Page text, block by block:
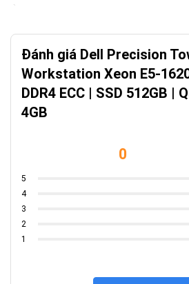
3ds Max, hỗ trợ tốt cho việc render và
Khả năng nâng cấp tuyệt vời
Với 8 khe cắm RAM, T5810 cho phép
lên mức cao để chạy các dự án lớn.
Đối tượng sử dụng
Sinh viên kỹ thuật, kiến trúc sư mới bắt
Máy có bảo hành bao lâu?
Sản phẩm
tháng tại TP.HCM.
Có hỗ trợ cài phần mềm không?
Khóa
đặt phần mềm tối ưu cho công việc.
Đánh giá Dell Precision
Workstation Xeon E5-
DDR4 ECC | SSD 512GB |
4GB
0
5
4
3
2
1